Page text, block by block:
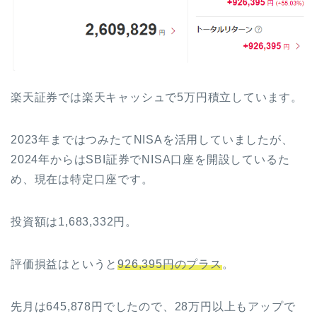
楽天証券では楽天キャッシュで5万円積立しています。
2023年まではつみたてNISAを活用していましたが、
2024年からはSBI証券でNISA口座を開設しているた
め、現在は特定口座です。
投資額は1,683,332円。
評価損益はというと926,395円のプラス。
先月は645,878円でしたので、28万円以上もアップで